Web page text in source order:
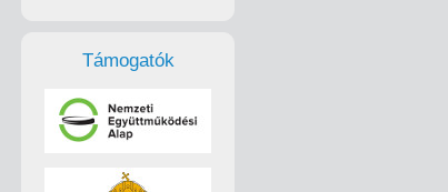
Támogatók